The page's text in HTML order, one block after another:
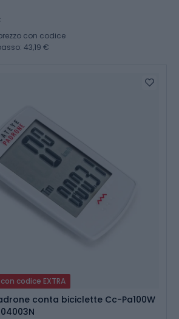
con codice
43,19 €
codice EXTRA
conta biciclette Cc-Pa100W